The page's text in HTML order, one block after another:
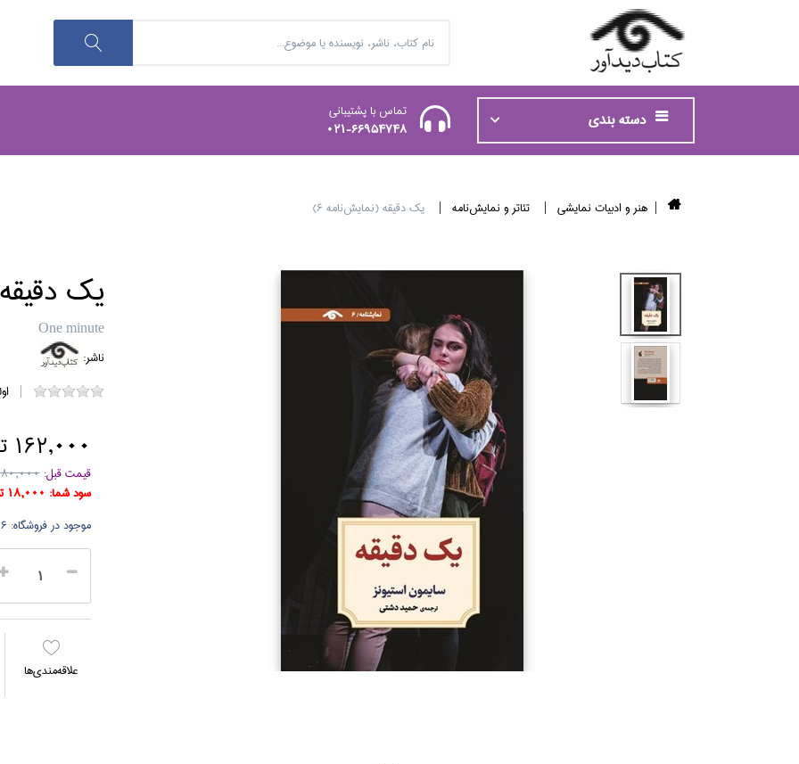
دسته بندی
تماس با پشتیبانی
021-66954748
هنر و ادبيات نمايشي تئاتر و نمايش‌نامه يك دقيقه (نمايش‌نامه 6)
يك
One minute
ناشر:
162,000 تومان
قیمت قبل: 180,000
سود شما: 18,000 تومان
موجود در فروشگاه:6 جلد
علاقه‌مندي‌ها